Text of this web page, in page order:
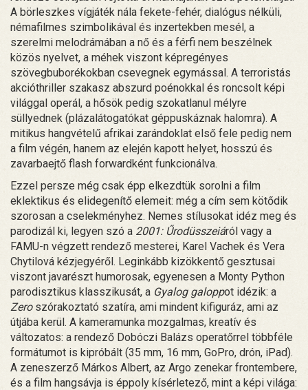
A börleszkes vígjáték nála fekete-fehér, dialógus nélküli,
némafilmes szimbolikával és inzertekben mesél, a
szerelmi melodrámában a nő és a férfi nem beszélnek
közös nyelvet, a méhek viszont képregényes
szövegbuborékokban csevegnek egymással. A terroristás
akcióthriller szakasz abszurd poénokkal és roncsolt képi
világgal operál, a hősök pedig szokatlanul mélyre
süllyednek (plázalátogatókat géppuskáznak halomra). A
mitikus hangvételű afrikai zarándoklat első fele pedig nem
a film végén, hanem az elején kapott helyet, hosszú és
zavarbaejtő flash forwardként funkcionálva.
Ezzel persze még csak épp elkezdtük sorolni a film
eklektikus és elidegenítő elemeit: még a cím sem kötődik
szorosan a cselekményhez. Nemes stílusokat idéz meg és
parodizál ki, legyen szó a 2001: Űrodüsszeiáról vagy a
FAMU-n végzett rendező mesterei, Karel Vachek és Vera
Chytilová kézjegyéről. Leginkább kizökkentő gesztusai
viszont javarészt humorosak, egyenesen a Monty Python
parodisztikus klasszikusát, a Gyalog galoppot idézik: a
Zeroszórakoztató szatíra, ami mindent kifiguráz, ami az
útjába kerül. A kameramunka mozgalmas, kreatív és
változatos: a rendező Dobóczi Balázs operatőrrel többféle
formátumot is kipróbált (35 mm, 16 mm, GoPro, drón, iPad).
A zeneszerző Márkos Albert, az Argo zenekar frontembere,
és a film hangsávja is éppoly kísérletező, mint a képi világa: